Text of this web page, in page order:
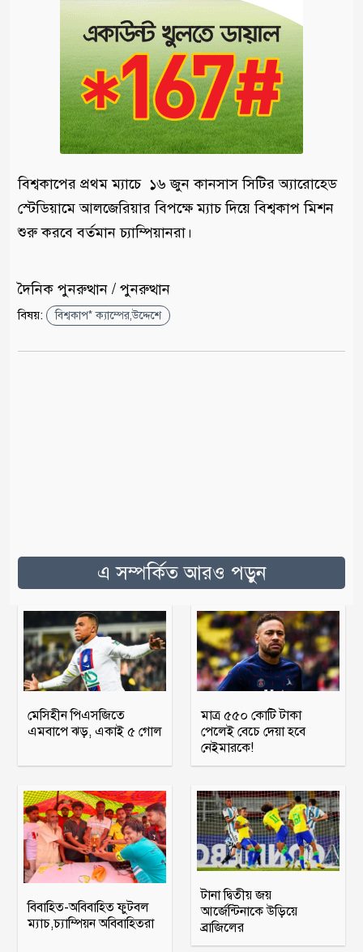
বিশ্বকাপের প্রথম ম্যাচে ১৬ জুন কানসাস সিটির অ্যারোহেড
স্টেডিয়ামে আলজেরিয়ার বিপক্ষে ম্যাচ দিয়ে বিশ্বকাপ মিশন
শুরু করবে বর্তমান চ্যাম্পিয়ানরা।
দৈনিক পুনরুত্থান / পুনরুত্থান
বিষয়: বিশ্বকাপ* ক্যাম্পের,উদ্দেশে
এ সম্পর্কিত আরও পড়ুন
মেসিহীন পিএসজিতে
এমবাপে ঝড়, একাই ৫ গোল
মাত্র ৫৫০ কোটি টাকা
পেলেই বেচে দেয়া হবে
নেইমারকে!
বিবাহিত-অবিবাহিত ফুটবল
ম্যাচ,চ্যাম্পিয়ন অবিবাহিতরা
টানা দ্বিতীয় জয়
আর্জেন্টিনাকে উড়িয়ে
ব্রাজিলের